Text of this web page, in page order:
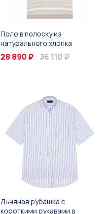
Поло в полоску из
натурального хлопка
28 890 ₽ 36 110 ₽
Льняная рубашка с
короткими рукавами в